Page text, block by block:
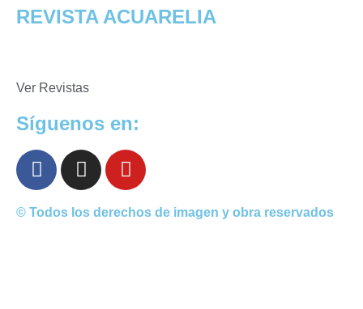
REVISTA ACUARELIA
Ver Revistas
Síguenos en:
© Todos los derechos de imagen y obra reservados